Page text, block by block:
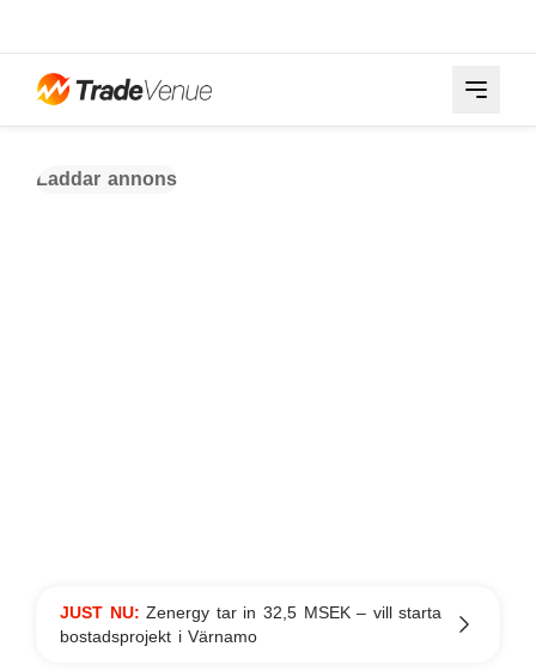
Laddar annons
JUST NU:Zenergy tar in 32,5 MSEK – vill starta
bostadsprojekt i Värnamo